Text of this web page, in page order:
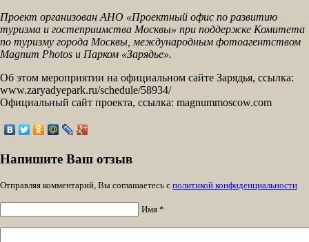
Проект организован АНО «Проектный офис по развитию
туризма и гостеприимства Москвы» при поддержке Комитета
по туризму города Москвы, международным фотоагентством
Magnum Photos и Парком «Зарядье».
Об этом мероприятии на официальном сайте Зарядья, ссылка:
www.zaryadyepark.ru/schedule/58934/
Официальный сайт проекта, ссылка: magnummoscow.com
Напишите Ваш отзыв
Отправляя комментарий, Вы соглашаетесь с политикой конфиденциальности
Имя *